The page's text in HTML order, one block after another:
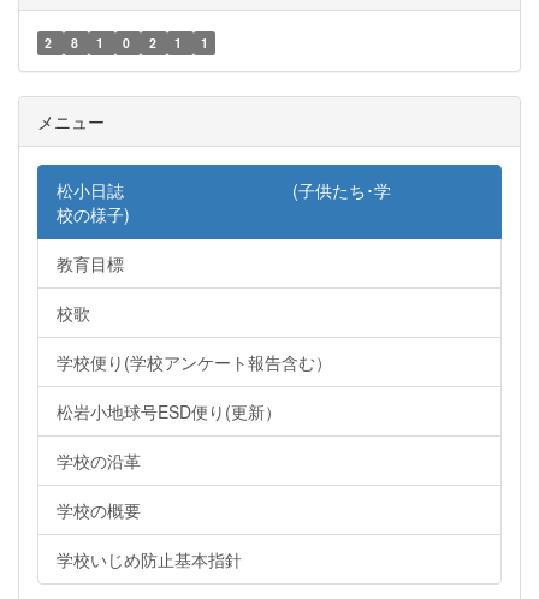
2 8 1 0 2 1 1
メニュー
松小日誌 (子供たち･学
校の様子)
教育目標
校歌
学校便り(学校アンケート報告含む）
松岩小地球号ESD便り(更新）
学校の沿革
学校の概要
学校いじめ防止基本指針